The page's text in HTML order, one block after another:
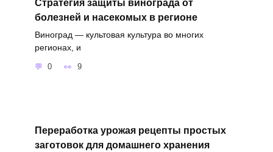
Стратегия защиты винограда от
болезней и насекомых в регионе
Виноград — культовая культура во многих
регионах, и
0 9
Переработка урожая рецепты простых
заготовок для домашнего хранения